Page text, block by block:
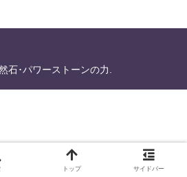
石･パワーストーンの力.
トップ サイドバー